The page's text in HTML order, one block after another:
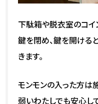
下駄箱や脱衣室のコ
鍵を閉め、鍵を開ける
きます。
モンモンの入った方は
弱いわたしでも安心